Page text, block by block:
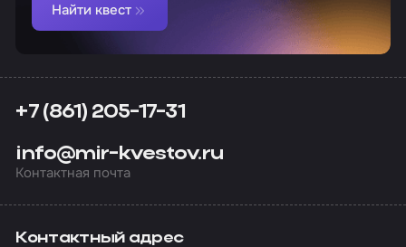
Найти квест
+7 (861) 205-17-31
info@mir-kvestov.ru
Контактная почта
Контактный адрес